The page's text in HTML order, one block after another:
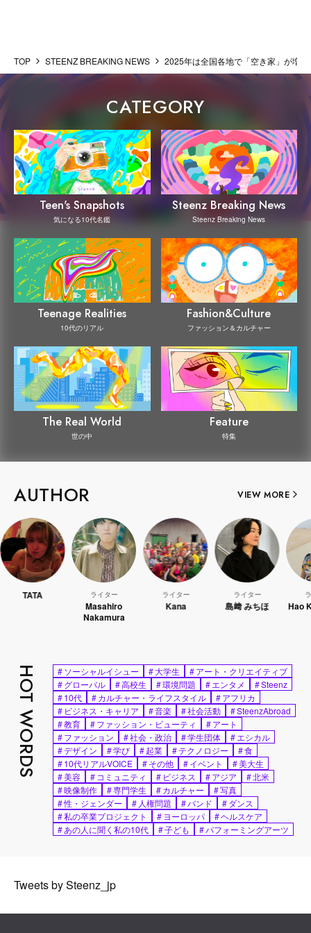
TOP STEENZ BREAKING NEWS 2025年は全国各地で「空き家」が増
CATEGORY
Teen's Snapshots
気になる10代名鑑
Steenz Breaking News
Steenz Breaking News
Teenage Realities
10代のリアル
Fashion&Culture
ファッション＆カルチャー
The Real World
世の中
Feature
特集
AUTHOR VIEW MORE
ライター
Masahiro
Nakamura
ライター ライター
島﨑 みちほ
ライター
Hao
HOT WORDS #ソーシャルイシュー #大学生 #アート・クリエイティブ
#グローバル #高校生 #環境問題 #エンタメ #Steenz
#10代 #カルチャー・ライフスタイル #アフリカ
# ビジネス・キャリア #音楽 #社会活動 #SteenzAbroad
#教育 #ファッション・ビューティ #アート
#ファッション #社会・政治 #学生団体 #エシカル
#デザイン #学び #起業 #テクノロジー #食
#10代リアルVOICE #その他 #イベント #美大生
#美容 # コミュニティ # ビジネス #アジア #北米
#映像制作 #専門学生 #カルチャー #写真
#性・ジェンダー # 人権問題 #バンド #ダンス
#私の卒業プロジェクト #ヨーロッパ #ヘルスケア
#あの人に聞く私の10代 #子ども #パフォーミングアーツ
Tweets by Steenz_jp